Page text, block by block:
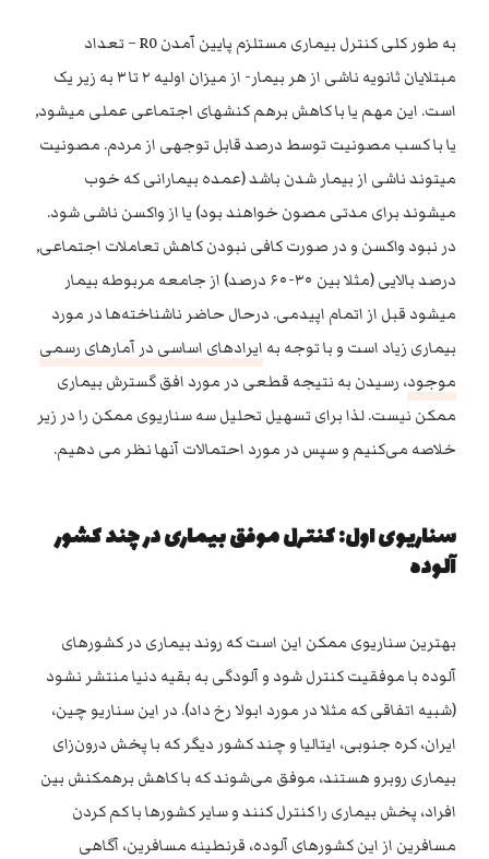
به طور کلی کنترل بیماری مستلزم پایین آمدن R0 – تعداد
مبتلایان ثانویه ناشی از هر بیمار- از میزان اولیه ۲ تا ۳ به زیر یک
است. این مهم یا با کاهش برهم کنشهای اجتماعی عملی میشود,
یا با کسب مصونیت توسط درصد قابل توجهی از مردم. مصونیت
میتوند ناشی از بیمار شدن باشد (عمده بیمارانی که خوب
میشوند برای مدتی مصون خواهند بود) یا از واکسن ناشی شود.
در نبود واکسن و در صورت کافی نبودن کاهش تعاملات اجتماعی,
درصد بالایی (مثلا بین ۳۰-۶۰ درصد) از جامعه مربوطه بیمار
میشود قبل از اتمام اپیدمی. درحال حاضر ناشناخته‌ها در مورد
بیماری زیاد است و با توجه به ایرادهای اساسی در آمارهای رسمی
موجود، رسیدن به نتیجه قطعی در مورد افق گسترش بیماری
ممکن نیست. لذا برای تسهیل تحلیل سه سناریوی ممکن را در زیر
خلاصه می‌کنیم و سپس در مورد احتمالات آنها نظر می دهیم.
سناریوی اول: کنترل موفق بیماری در چند کشور
آلوده
بهترین سناریوی ممکن این است که روند بیماری در کشورهای
آلوده با موفقیت کنترل شود و آلودگی به بقیه دنیا منتشر نشود
(شبیه اتفاقی که مثلا در مورد ابولا رخ داد). در این سناریو چین،
ایران، کره جنوبی، ایتالیا و چند کشور دیگر که با پخش درون‌زای
بیماری روبرو هستند، موفق می‌شوند که با کاهش برهمکنش بین
افراد، پخش بیماری را کنترل کنند و سایر کشورها با کم کردن
مسافرین از این کشورهای آلوده، قرنطینه مسافرین، آگاهی